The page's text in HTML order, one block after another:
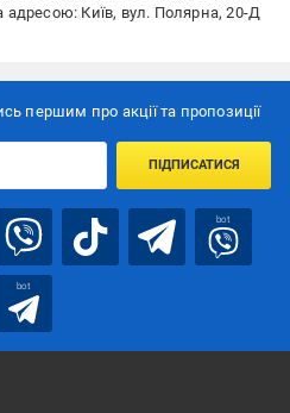
Київ, вул. Полярна, 20-Д
першим про акції та пропозиції
ПІДПИСАТИСЯ
bot
bot